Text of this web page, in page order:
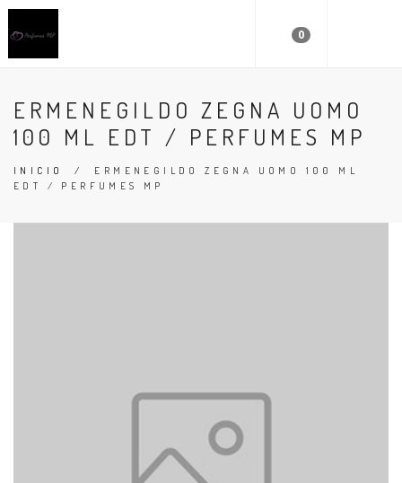
0
ERMENEGILDO ZEGNA UOMO
100 ML EDT / PERFUMES MP
INICIO / ERMENEGILDO ZEGNA UOMO 100 ML
EDT / PERFUMES MP